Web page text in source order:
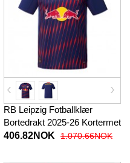
RB Leipzig Fotballklær
Bortedrakt 2025-26 Kortermet
406.82NOK
1.070.66NOK